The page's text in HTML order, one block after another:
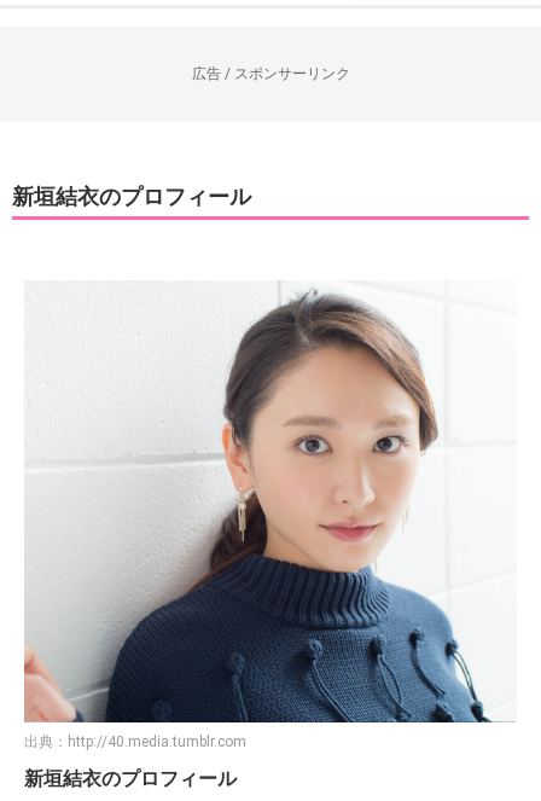
広告 / スポンサーリンク
新垣結衣のプロフィール
出典： http://40.media.tumblr.com
新垣結衣のプロフィール